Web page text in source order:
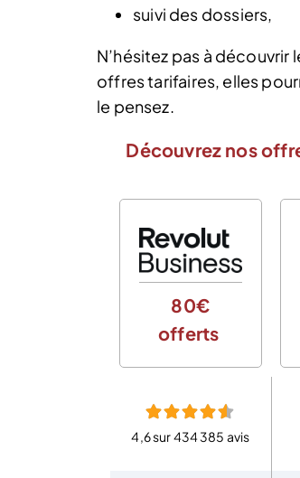
suivi des dossiers,
N’hésitez pas à
offres tarifaires, elles
le pensez.
Découvrez nos
80€
offerts
4,6 sur 434 385 avis